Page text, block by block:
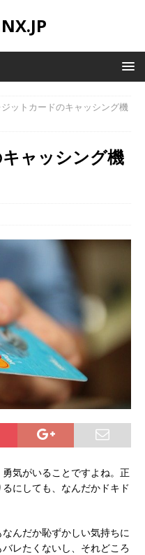
ットカードのキャッシング機
ャッシング機
気がいることですよね。正
にしても、なんだかドキド
んだか恥ずかしい気持ちに
レたくないし、それどころ